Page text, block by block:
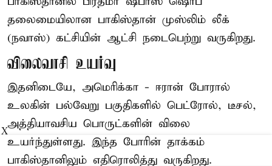
தலைமையிலான பாகிஸ்தான் முஸ்லிம் லீக்
(நவாஸ்) கட்சியின் ஆட்சி நடைபெற்று வருகிறது.
விலைவாசி உயர்வு
இதனிடையே, அமெரிக்கா - ஈரான் போரால்
உலகின் பல்வேறு பகுதிகளில் பெட்ரோல், டீசல்,
அத்தியாவசிய பொருட்களின் விலை
உயர்ந்துள்ளது. இந்த போரின் தாக்கம்
பாகிஸ்தானிலும் எதிரொலித்து வருகிறது.
X